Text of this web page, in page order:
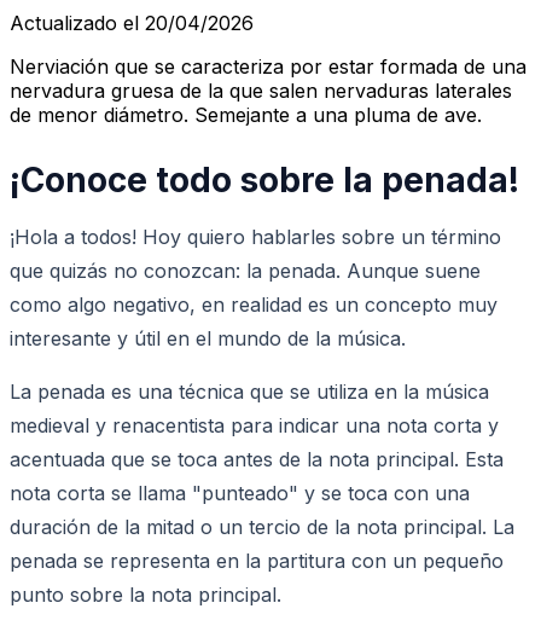
Actualizado el 20/04/2026
Nerviación que se caracteriza por estar formada de una
nervadura gruesa de la que salen nervaduras laterales
de menor diámetro. Semejante a una pluma de ave.
¡Conoce todo sobre la penada!
¡Hola a todos! Hoy quiero hablarles sobre un término
que quizás no conozcan: la penada. Aunque suene
como algo negativo, en realidad es un concepto muy
interesante y útil en el mundo de la música.
La penada es una técnica que se utiliza en la música
medieval y renacentista para indicar una nota corta y
acentuada que se toca antes de la nota principal. Esta
nota corta se llama "punteado" y se toca con una
duración de la mitad o un tercio de la nota principal. La
penada se representa en la partitura con un pequeño
punto sobre la nota principal.